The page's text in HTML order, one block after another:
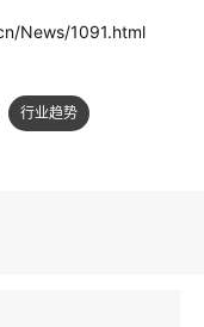
News/1091.html
行业趋势